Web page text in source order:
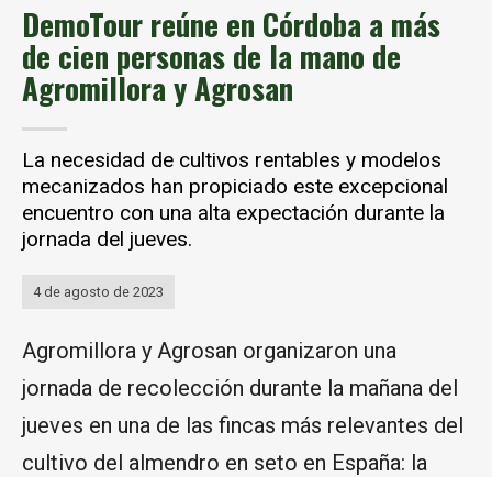
DemoTour reúne en Córdoba a más
de cien personas de la mano de
Agromillora y Agrosan
La necesidad de cultivos rentables y modelos
mecanizados han propiciado este excepcional
encuentro con una alta expectación durante la
jornada del jueves.
4 de agosto de 2023
Agromillora y Agrosan organizaron una
jornada de recolección durante la mañana del
jueves en una de las fincas más relevantes del
cultivo del almendro en seto en España: la